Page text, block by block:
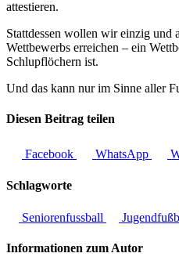
attestieren.
Stattdessen wollen wir einzig und
Wettbewerbs erreichen – ein
Schlupflöchern ist.
Und das kann nur im Sinne aller
Diesen Beitrag teilen
Facebook WhatsApp
Schlagworte
Seniorenfussball
Informationen zum Autor